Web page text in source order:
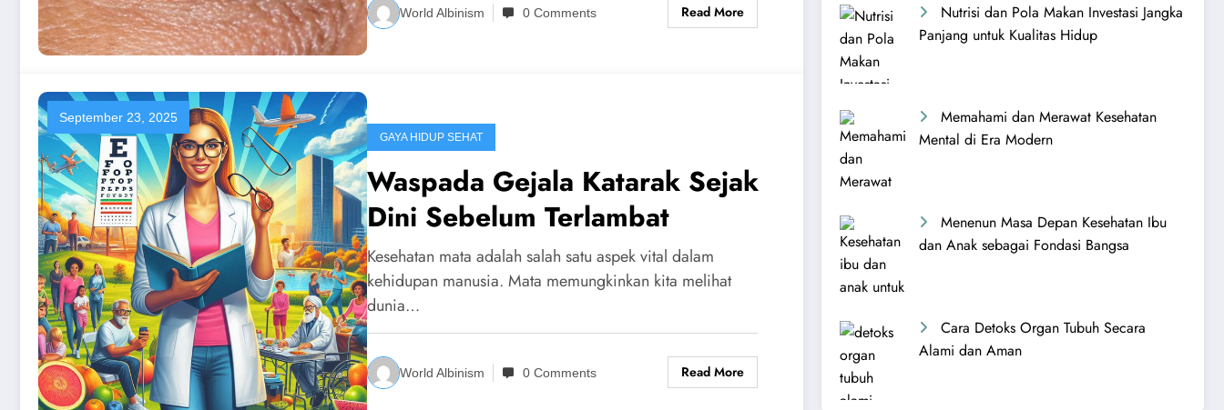
World Albinism 0 Comments Read More
September 23, 2025
GAYA HIDUP SEHAT
Waspada Gejala Katarak Sejak
Dini Sebelum Terlambat
Kesehatan mata adalah salah satu aspek vital dalam
kehidupan manusia. Mata memungkinkan kita melihat
dunia…
World Albinism 0 Comments Read More
Nutrisi dan Pola Makan Investasi Jangka
Panjang untuk Kualitas Hidup
Memahami dan Merawat Kesehatan
Mental di Era Modern
Menenun Masa Depan Kesehatan Ibu
dan Anak sebagai Fondasi Bangsa
Cara Detoks Organ Tubuh Secara
Alami dan Aman